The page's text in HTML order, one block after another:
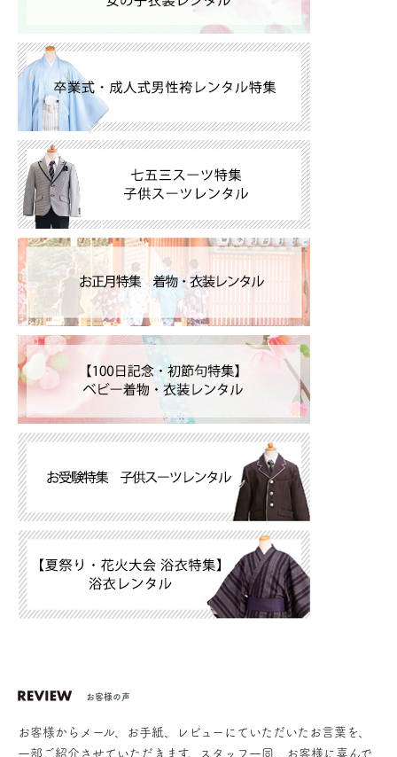
お客様の声
お客様からメール、お手紙、レビューにていただいたお言葉を、
一部ご紹介させていただきます。スタッフ一同、お客様に喜んで